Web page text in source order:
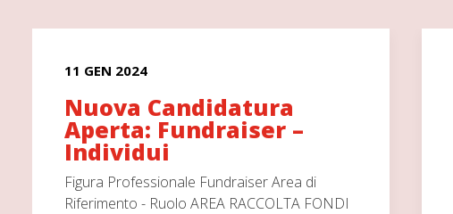
11 GEN 2024
Nuova Candidatura
Aperta: Fundraiser –
Individui
Figura Professionale Fundraiser Area di
Riferimento - Ruolo AREA RACCOLTA FONDI